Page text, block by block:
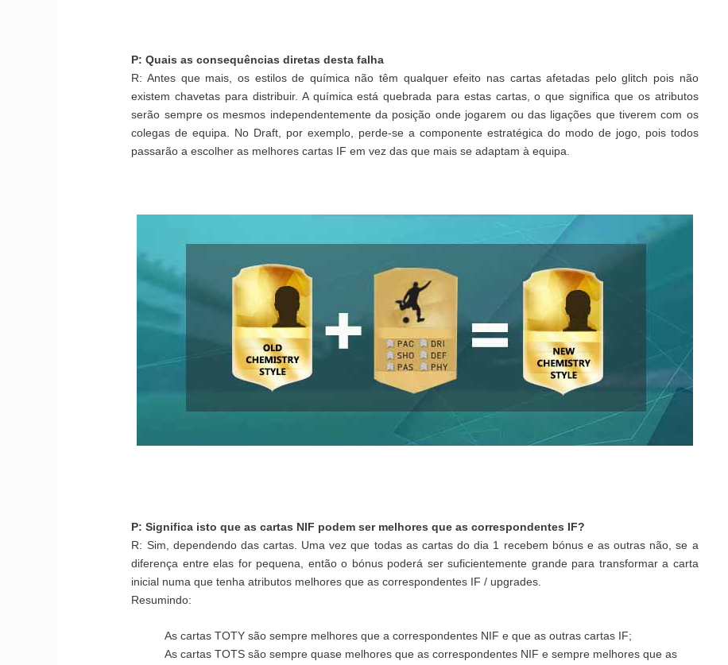
P: Quais as consequências diretas desta falha
R: Antes que mais, os estilos de química não têm qualquer efeito nas cartas afetadas pelo glitch pois não
existem chavetas para distribuir. A química está quebrada para estas cartas, o que significa que os atributos
serão sempre os mesmos independentemente da posição onde jogarem ou das ligações que tiverem com os
colegas de equipa. No Draft, por exemplo, perde-se a componente estratégica do modo de jogo, pois todos
passarão a escolher as melhores cartas IF em vez das que mais se adaptam à equipa.
P: Significa isto que as cartas NIF podem ser melhores que as correspondentes IF?
R: Sim, dependendo das cartas. Uma vez que todas as cartas do dia 1 recebem bónus e as outras não, se a
diferença entre elas for pequena, então o bónus poderá ser suficientemente grande para transformar a carta
inicial numa que tenha atributos melhores que as correspondentes IF / upgrades.
Resumindo:
As cartas TOTY são sempre melhores que a correspondentes NIF e que as outras cartas IF;
As cartas TOTS são sempre quase melhores que as correspondentes NIF e sempre melhores que as